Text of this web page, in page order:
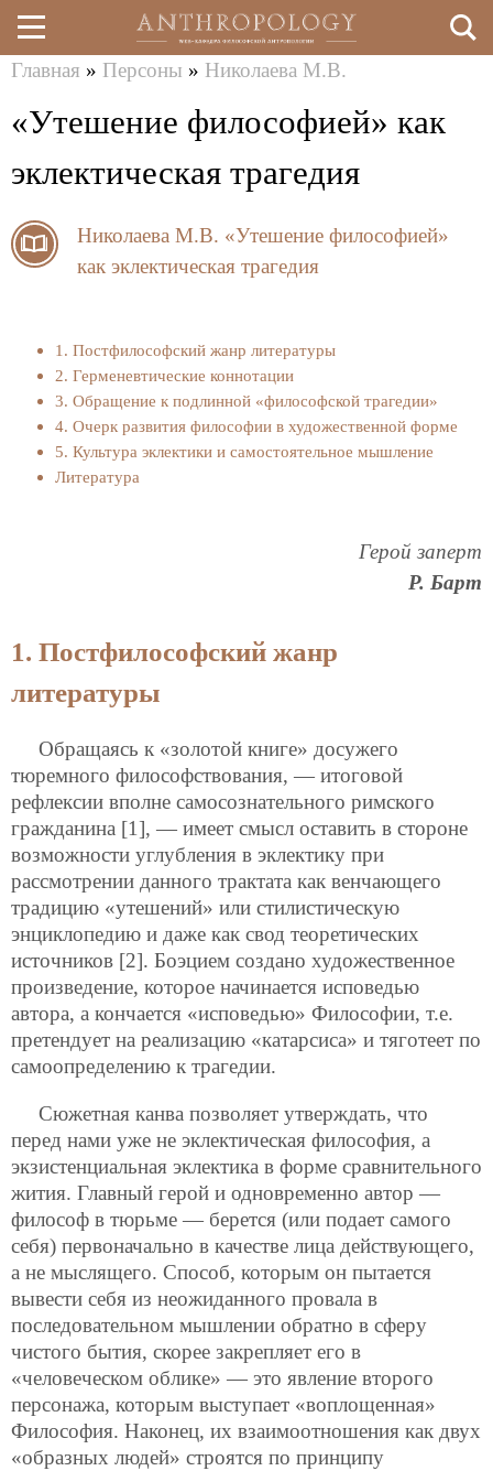
Перейти
к
здесь
Главная » Персоны » Николаева М.В.
«Утешение философией» как
эклектическая трагедия
Николаева М.В. «Утешение философией»
как эклектическая трагедия
1. Постфилософский жанр литературы
2. Герменевтические коннотации
3. Обращение к подлинной «философской трагедии»
4. Очерк развития философии в художественной форме
5. Культура эклектики и самостоятельное мышление
Литература
Герой заперт
Р. Барт
1. Постфилософский жанр
литературы
Обращаясь к «золотой книге» досужего
тюремного философствования, — итоговой
рефлексии вполне самосознательного римского
гражданина [1], — имеет смысл оставить в стороне
возможности углубления в эклектику при
рассмотрении данного трактата как венчающего
традицию «утешений» или стилистическую
энциклопедию и даже как свод теоретических
источников [2]. Боэцием создано художественное
произведение, которое начинается исповедью
автора, а кончается «исповедью» Философии, т.е.
претендует на реализацию «катарсиса» и тяготеет по
самоопределению к трагедии.
Сюжетная канва позволяет утверждать, что
перед нами уже не эклектическая философия, а
экзистенциальная эклектика в форме сравнительного
жития. Главный герой и одновременно автор —
философ в тюрьме — берется (или подает самого
себя) первоначально в качестве лица действующего,
а не мыслящего. Способ, которым он пытается
вывести себя из неожиданного провала в
последовательном мышлении обратно в сферу
чистого бытия, скорее закрепляет его в
«человеческом облике» — это явление второго
персонажа, которым выступает «воплощенная»
Философия. Наконец, их взаимоотношения как двух
«образных людей» строятся по принципу